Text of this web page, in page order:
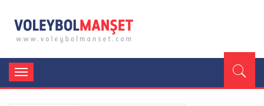
Toggle
navigation